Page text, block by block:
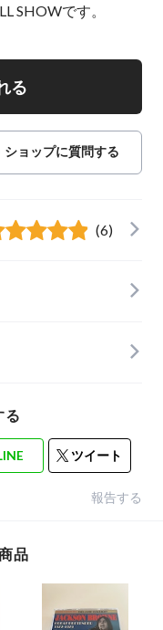
SHOWです。
る
ショップに質問する
(6)
る
ツイート
報告する
品